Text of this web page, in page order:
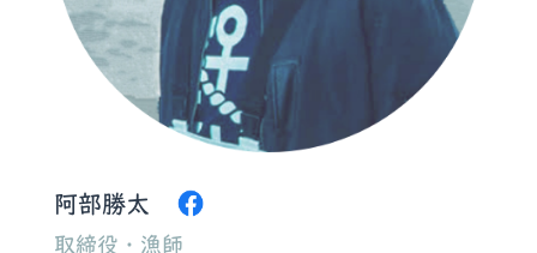
阿部勝太
取締役・漁師